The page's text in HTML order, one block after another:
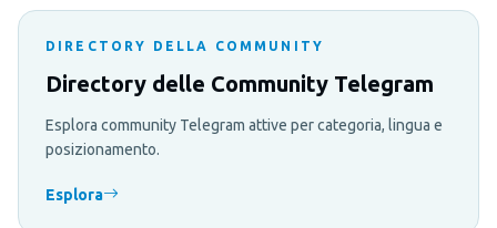
DIRECTORY DELLA COMMUNITY
Directory delle Community Telegram
Esplora community Telegram attive per categoria, lingua e
posizionamento.
Esplora